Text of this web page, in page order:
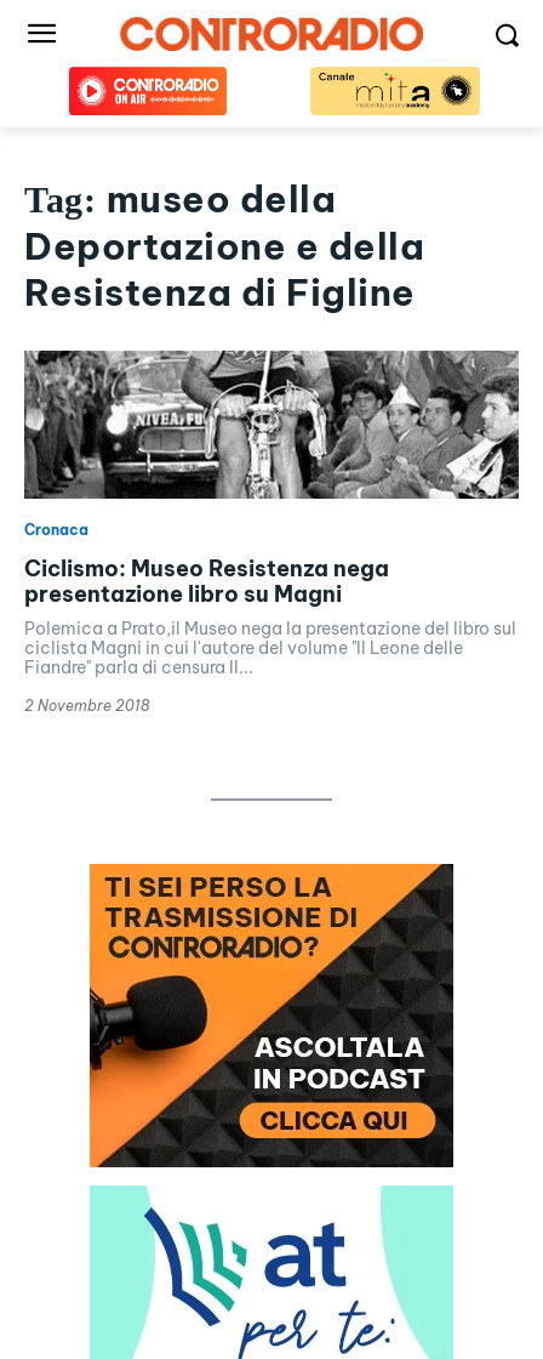
Tag: museo della
Deportazione e della
Resistenza di Figline
Cronaca
Ciclismo: Museo Resistenza nega
presentazione libro su Magni
Polemica a Prato,il Museo nega la presentazione del libro sul
ciclista Magni in cui l'autore del volume "Il Leone delle
Fiandre" parla di censura Il...
2 Novembre 2018